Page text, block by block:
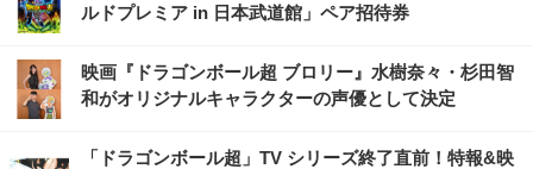
ルドプレミア in 日本武道館」ペア招待券
映画『ドラゴンボール超 ブロリー』水樹奈々・杉田智
和がオリジナルキャラクターの声優として決定
「ドラゴンボール超」TV シリーズ終了直前！特報&映